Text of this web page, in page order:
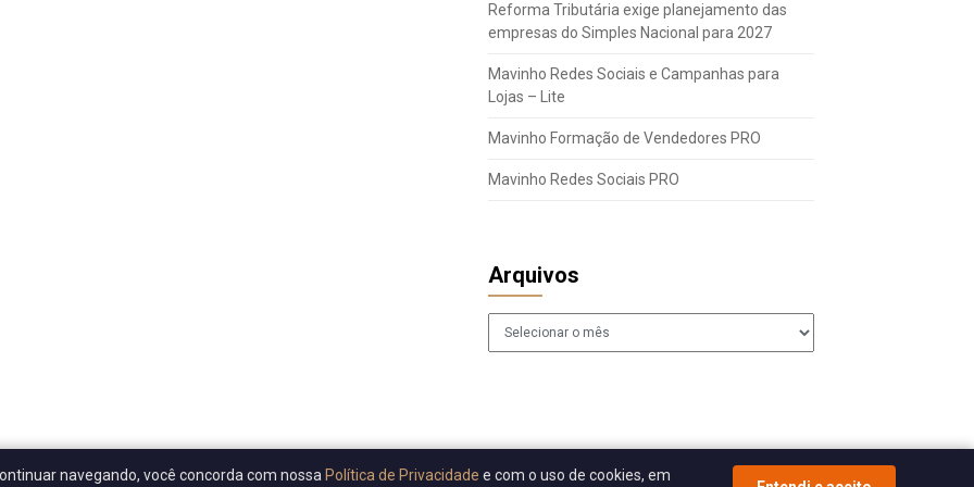
Reforma Tributária exige planejamento das
empresas do Simples Nacional para 2027
Mavinho Redes Sociais e Campanhas para
Lojas – Lite
Mavinho Formação de Vendedores PRO
Mavinho Redes Sociais PRO
Arquivos
Arquivos
navegando, você concorda com nossa Política de Privacidade e com o uso de cookies, em